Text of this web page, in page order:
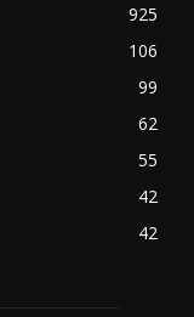
925
106
99
62
55
42
42